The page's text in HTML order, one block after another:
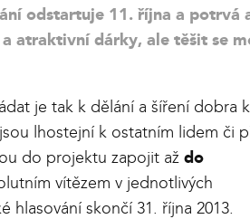
odstartuje 11. října a potrvá
atraktivní dárky, ale těšit se
je tak k dělání a šíření dobra
lhostejní k ostatním lidem či
do projektu zapojit až do
vítězem v jednotlivých
skončí 31. října 2013.